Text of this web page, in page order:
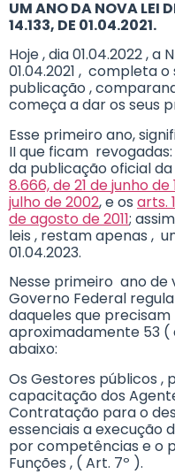
UM ANO DA NOVA LEI
14.133, DE 01.04.2021.
Hoje , dia 01.04.2022 , a
01.04.2021 , completa
publicação ,
começa a dar os seus
Esse primeiro ano,
II que ficam
da publicação oficial da
8.666, de 21 de junho de
julho de 2002, e os arts.
de agosto de 2011;
leis , restam apenas ,
01.04.2023.
Nesse primeiro ano de
Governo Federal
daqueles que
aproximadamente 53
abaixo:
Os Gestores públicos ,
capacitação dos
Contratação para o
essenciais a execução
por competências e o
Funções , ( Art. 7º ).